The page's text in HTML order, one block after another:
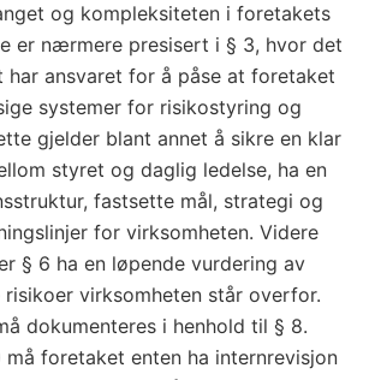
og kompleksiteten i foretakets
er nærmere presisert i § 3, hvor det
ansvaret for å påse at foretaket
systemer for risikostyring og
gjelder blant annet å sikre en klar
styret og daglig ledelse, ha en
fastsette mål, strategi og
for virksomheten. Videre
§ 6 ha en løpende vurdering av
risikoer virksomheten står overfor.
dokumenteres i henhold til § 8.
må foretaket enten ha internrevisjon